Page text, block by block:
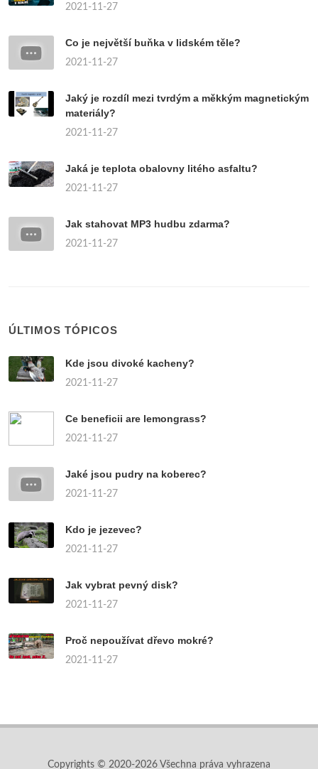
2021-11-27
Co je největší buňka v lidském těle?
2021-11-27
Jaký je rozdíl mezi tvrdým a měkkým magnetickým
materiály?
2021-11-27
Jaká je teplota obalovny litého asfaltu?
2021-11-27
Jak stahovat MP3 hudbu zdarma?
2021-11-27
ÚLTIMOS TÓPICOS
Kde jsou divoké kacheny?
2021-11-27
Ce beneficii are lemongrass?
2021-11-27
Jaké jsou pudry na koberec?
2021-11-27
Kdo je jezevec?
2021-11-27
Jak vybrat pevný disk?
2021-11-27
Proč nepoužívat dřevo mokré?
2021-11-27
Copyrights © 2020-2026 Všechna práva vyhrazena